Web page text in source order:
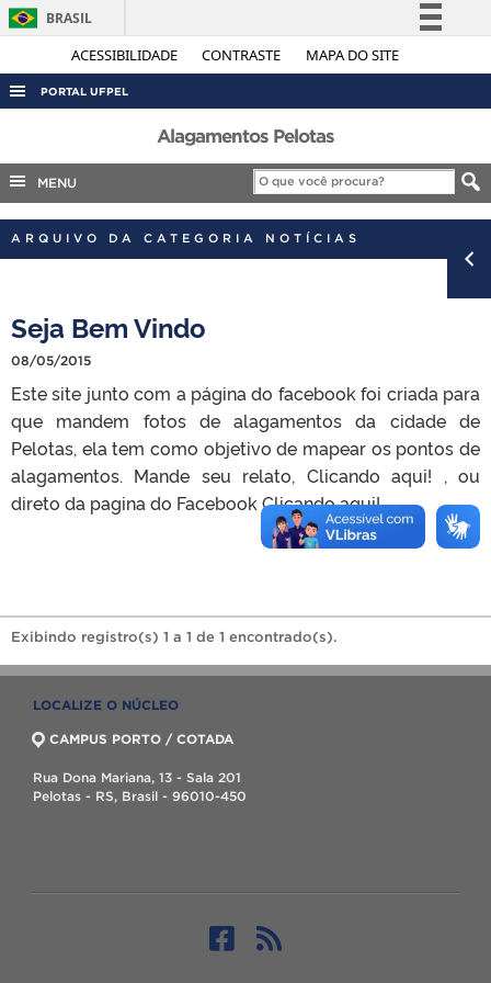
ACESSIBILIDADE CONTRASTE MAPA DO SITE
BRASIL
Simplifique!
Legislação
Canais
PORTAL UFPEL
ACESSO À INFORMAÇÃO
AUDITORIA
COBALTO
CONCURSOS
OUVIDORIA
PORTARIAS
TELEFONES
Alagamentos Pelotas
MENU
ARQUIVO DA CATEGORIA NOTÍCIAS
Seja Bem Vindo
08/05/2015
Este site junto com a página do facebook foi criada para
que mandem fotos de alagamentos da cidade de
Pelotas, ela tem como objetivo de mapear os pontos de
alagamentos. Mande seu relato, Clicando aqui! , ou
direto da pagina do Facebook Clicando aqui!
Exibindo registro(s) 1 a 1 de 1 encontrado(s).
LOCALIZE O NÚCLEO
CAMPUS PORTO / COTADA
Rua Dona Mariana, 13 - Sala 201
Pelotas - RS, Brasil - 96010-450